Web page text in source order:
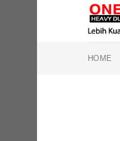
HOME